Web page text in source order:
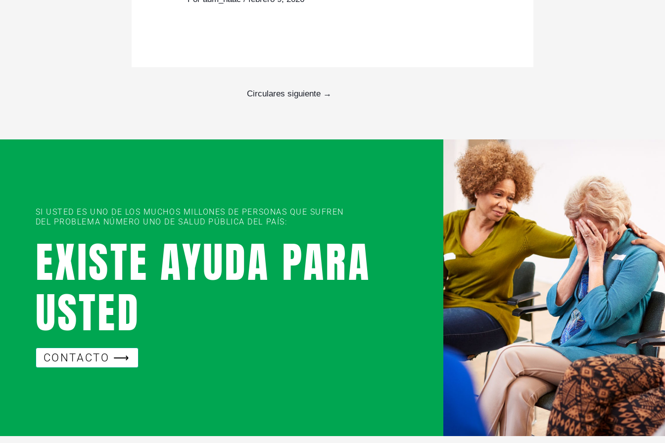
Circulares siguiente →
SI USTED ES UNO DE LOS MUCHOS MILLONES DE PERSONAS QUE SUFREN
DEL PROBLEMA NÚMERO UNO DE SALUD PÚBLICA DEL PAÍS:
EXISTE AYUDA PARA
USTED
CONTACTO ⟶